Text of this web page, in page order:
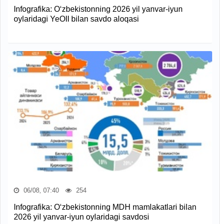
Infografika: O‘zbekistonning 2026 yil yanvar-iyun
oylaridagi YeOII bilan savdo aloqasi
06/08, 07:40 254
Infografika: O‘zbekistonning MDH mamlakatlari bilan
2026 yil yanvar-iyun oylaridagi savdosi